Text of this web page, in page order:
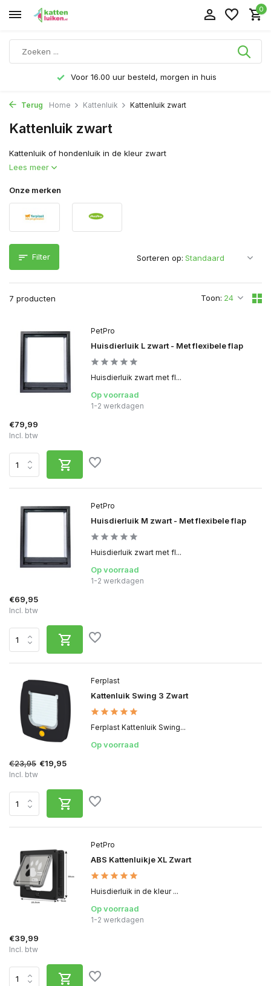
0
Voor 16.00 uur besteld, morgen in huis
Terug Home Kattenluik Kattenluik zwart
Kattenluik zwart
Kattenluik of hondenluik in de kleur zwart
Lees meer
Onze merken
Filter
7 producten Toon:
Sorteren op:
PetPro
ABS Kattenluikje XL Zwart
Huisdierluik in de kleur ...
Op voorraad
1-2 werkdagen
€39,99
Incl. btw
Ferplast
Kattenluik Swing 3 Zwart
Ferplast Kattenluik Swing...
Op voorraad
€23,95 €19,95
Incl. btw
PetPro
Huisdierluik M zwart - Met flexibele flap
Huisdierluik zwart met fl...
Op voorraad
1-2 werkdagen
€69,95
Incl. btw
PetPro
Huisdierluik L zwart - Met flexibele flap
Huisdierluik zwart met fl...
Op voorraad
1-2 werkdagen
€79,99
Incl. btw